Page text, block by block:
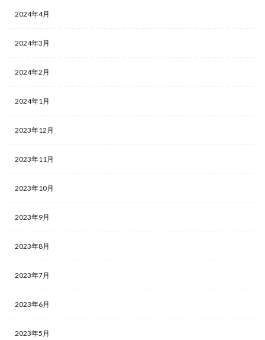
2024年4月
2024年3月
2024年2月
2024年1月
2023年12月
2023年11月
2023年10月
2023年9月
2023年8月
2023年7月
2023年6月
2023年5月